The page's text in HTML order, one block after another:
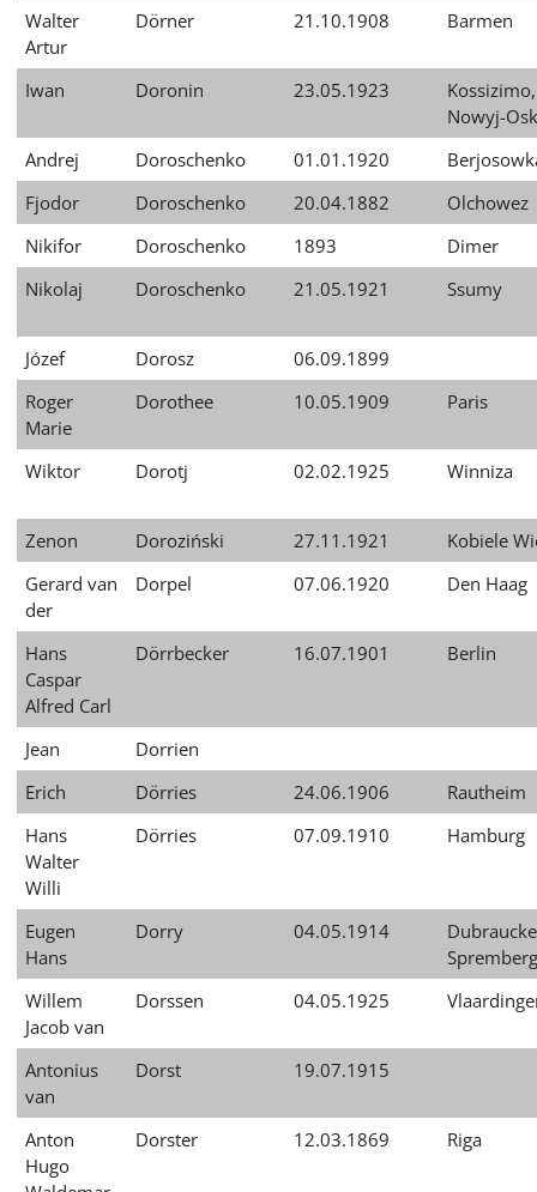
Walter
Artur
Dörner 21.10.1908 Barmen
Iwan Doronin 23.05.1923
Kossizimo,
Nowyj-
Andrej
Doroschenko 01.01.1920
Fjodor
Doroschenko 20.04.1882
Olchowez
Nikifor
Doroschenko 1893
Dimer
Nikolaj
Doroschenko 21.05.1921 Ssumy
Józef Dorosz
06.09.1899
Roger
Marie
Dorothee 10.05.1909 Paris
Wiktor Dorotj 02.02.1925 Winniza
Zenon Doroziński 27.11.1921
Kobiele
Gerard van
der
Dorpel 07.06.1920 Den Haag
Hans
Caspar
Alfred Carl
Dörrbecker 16.07.1901 Berlin
Jean
Dorrien
Erich
Dörries 24.06.1906
Rautheim
Hans
Walter
Willi
Dörries 07.09.1910 Hamburg
Eugen
Hans
Dorry 04.05.1914
Spremberg
Willem
Jacob van
Dorssen 04.05.1925
Antonius
van
Dorst 19.07.1915
Anton
Hugo
Dorster 12.03.1869 Riga